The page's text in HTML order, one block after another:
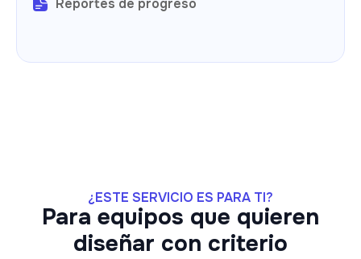
Reportes de progreso
¿ESTE SERVICIO ES PARA TI?
Para equipos que quieren
diseñar con criterio